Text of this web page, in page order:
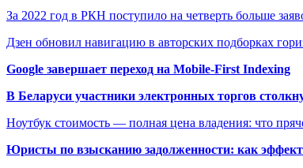
За 2022 год в РКН поступило на четверть больше
Дзен обновил навигацию в авторских подборках
Google завершает переход на Mobile-First Indexing
В Беларуси участники электронных торгов
Ноутбук стоимость — полная цена владения: что
Юристы по взысканию задолженности: как